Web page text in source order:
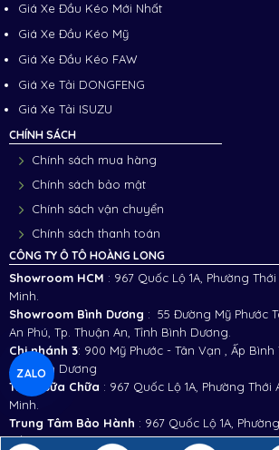
Giá Xe Đầu Kéo Mới Nhất
Giá Xe Đầu Kéo Mỹ
Giá Xe Đầu Kéo FAW
Giá Xe Tải DONGFENG
Giá Xe Tải ISUZU
CHÍNH SÁCH
Chính sách mua hàng
Chính sách bảo mật
Chính sách vận chuyển
Chính sách thanh toán
CÔNG TY Ô TÔ HOÀNG LONG
Showroom HCM : 967 Quốc Lộ 1A, Phường
Minh.
Showroom Bình Dương : 55 Đường Mỹ Phước
An Phú, Tp. Thuận An, Tỉnh Bình Dương.
Chi nhánh 3: 900 Mỹ Phước - Tân Vạn , Ấp
An, Bình Dương
Trạm Sữa Chữa : 967 Quốc Lộ 1A, Phường Thới
Minh.
Trung Tâm Bảo Hành : 967 Quốc Lộ 1A,
Hồ Chí Minh.
ZALO